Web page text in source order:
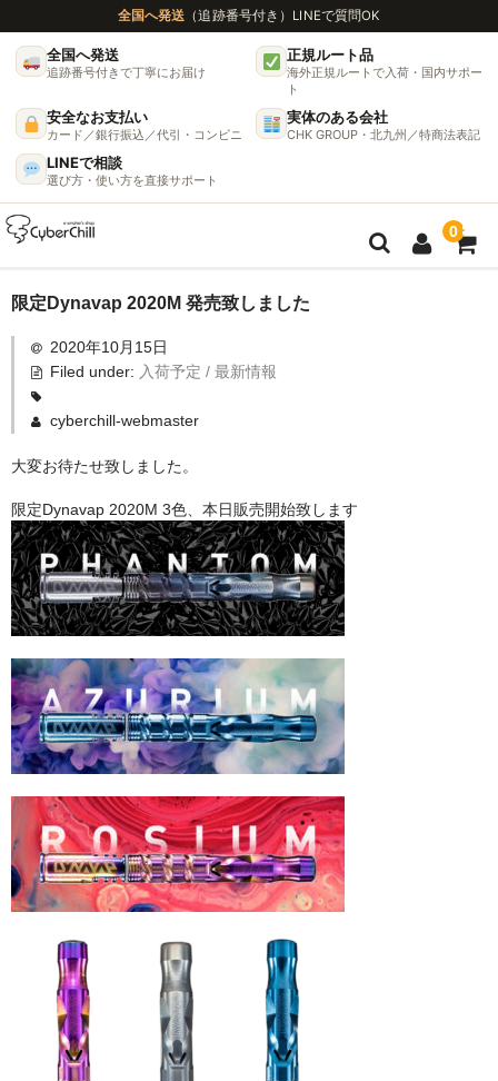
全国へ発送 （追跡番号付き） LINEで質問OK
全国へ発送
追跡番号付きで丁寧にお届け
正規ルート品
海外正規ルートで入荷・国内サポー
ト
安全なお支払い
カード／銀行振込／代引・コンビニ
実体のある会社
CHK GROUP・北九州／特商法表記
LINEで相談
選び方・使い方を直接サポート
0
ガイド
🌫 ヴェポライザー機種比較ガイド
シーシャ炭の選び方
マウスピースの選び方
シーシャの始め方
BFG Dani（バッテリー不要ヴェポ）
BFGセット（一式）
BFGステム（本体のみ）
BFGパーツ
業務用補充オーダー
入荷予定 / 最新情報
予約
シーシャ
Hookahs
限定Dynavap 2020M 発売致しました
2020年10月15日
Filed under: 入荷予定 / 最新情報
cyberchill-webmaster
大変お待たせ致しました。
限定Dynavap 2020M 3色、本日販売開始致します